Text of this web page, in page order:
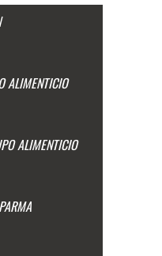
ALIMENTICIO
ALIMENTICIO
PARMA